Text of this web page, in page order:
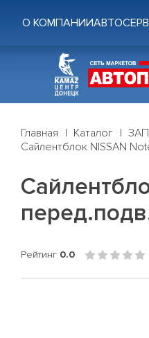
О КОМПАНИИ
Главная Каталог
Сайлентблок NISSAN
Рейтинг 0.0